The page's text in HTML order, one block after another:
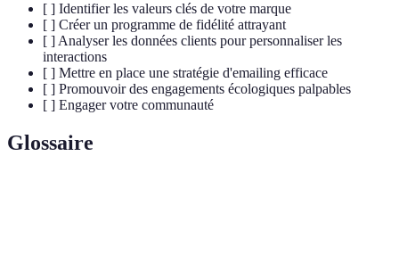
[ ] Identifier les valeurs clés de votre marque
[ ] Créer un programme de fidélité attrayant
[ ] Analyser les données clients pour personnaliser les
interactions
[ ] Mettre en place une stratégie d'emailing efficace
[ ] Promouvoir des engagements écologiques palpables
[ ] Engager votre communauté
Glossaire